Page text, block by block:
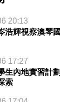
20:13
浩輝視察澳琴
17:27
生內地實習計
索